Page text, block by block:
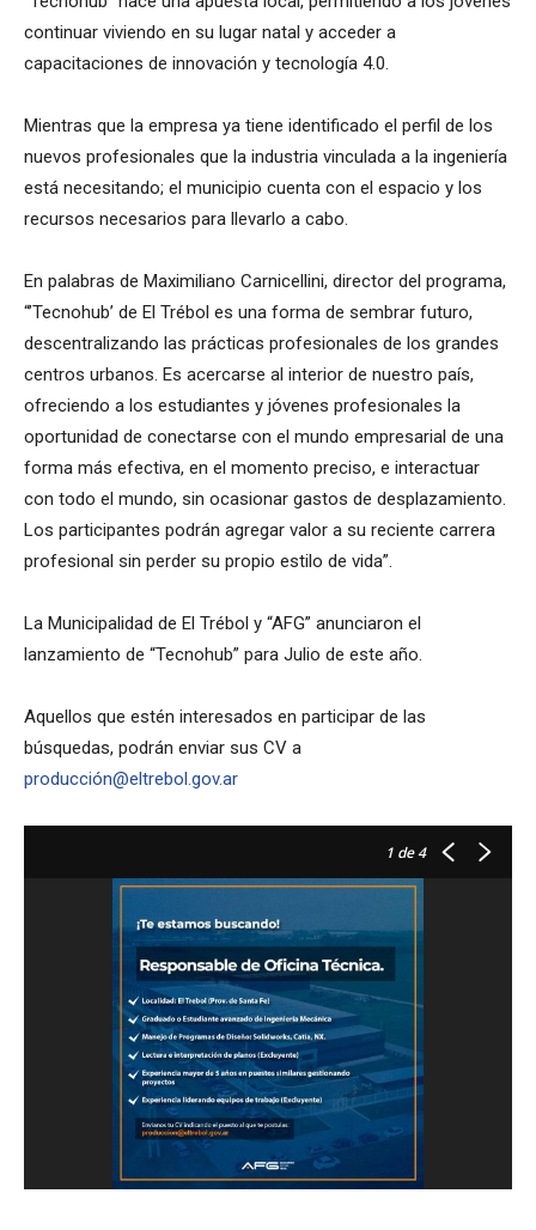
continuar viviendo en su lugar natal y acceder a
capacitaciones de innovación y tecnología 4.0.
Mientras que la empresa ya tiene identificado el perfil de los
nuevos profesionales que la industria vinculada a la ingeniería
está necesitando; el municipio cuenta con el espacio y los
recursos necesarios para llevarlo a cabo.
En palabras de Maximiliano Carnicellini, director del programa,
“’Tecnohub’ de El Trébol es una forma de sembrar futuro,
descentralizando las prácticas profesionales de los grandes
centros urbanos. Es acercarse al interior de nuestro país,
ofreciendo a los estudiantes y jóvenes profesionales la
oportunidad de conectarse con el mundo empresarial de una
forma más efectiva, en el momento preciso, e interactuar
con todo el mundo, sin ocasionar gastos de desplazamiento.
Los participantes podrán agregar valor a su reciente carrera
profesional sin perder su propio estilo de vida”.
La Municipalidad de El Trébol y “AFG” anunciaron el
lanzamiento de “Tecnohub” para Julio de este año.
Aquellos que estén interesados en participar de las
búsquedas, podrán enviar sus CV a
producción@eltrebol.gov.ar
1 de 4